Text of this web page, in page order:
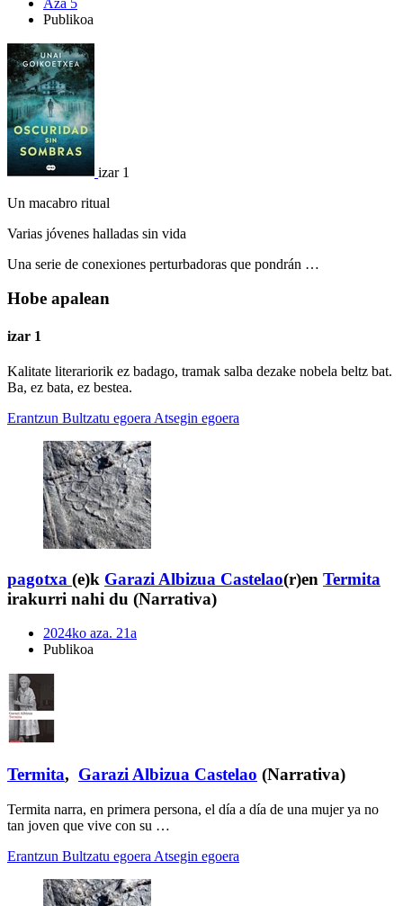
Publikoa
izar 1
Un macabro ritual
Varias jóvenes halladas sin vida
Una serie de conexiones perturbadoras que pondrán …
Hobe apalean
izar 1
Kalitate literariorik ez badago, tramak salba dezake nobela beltz bat.
Ba, ez bata, ez bestea.
Erantzun Bultzatu egoera Atsegin egoera
pagotxa (e)k Garazi Albizua Castelao(r)en Termita
irakurri nahi du (Narrativa)
2024ko aza. 21a
Publikoa
Termita, Garazi Albizua Castelao (Narrativa)
Termita narra, en primera persona, el día a día de una mujer ya no
tan joven que vive con su …
Erantzun Bultzatu egoera Atsegin egoera